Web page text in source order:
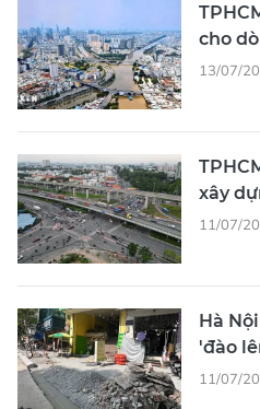
cho
13/07/
xây
11/07/
Hà
'đào
11/07/